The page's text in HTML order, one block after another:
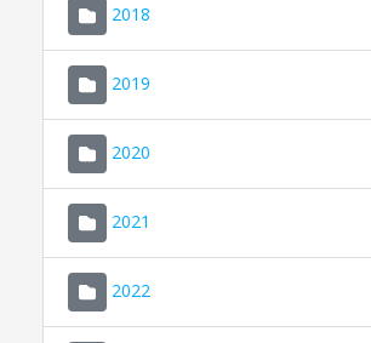
2018
2019
2020
2021
2022